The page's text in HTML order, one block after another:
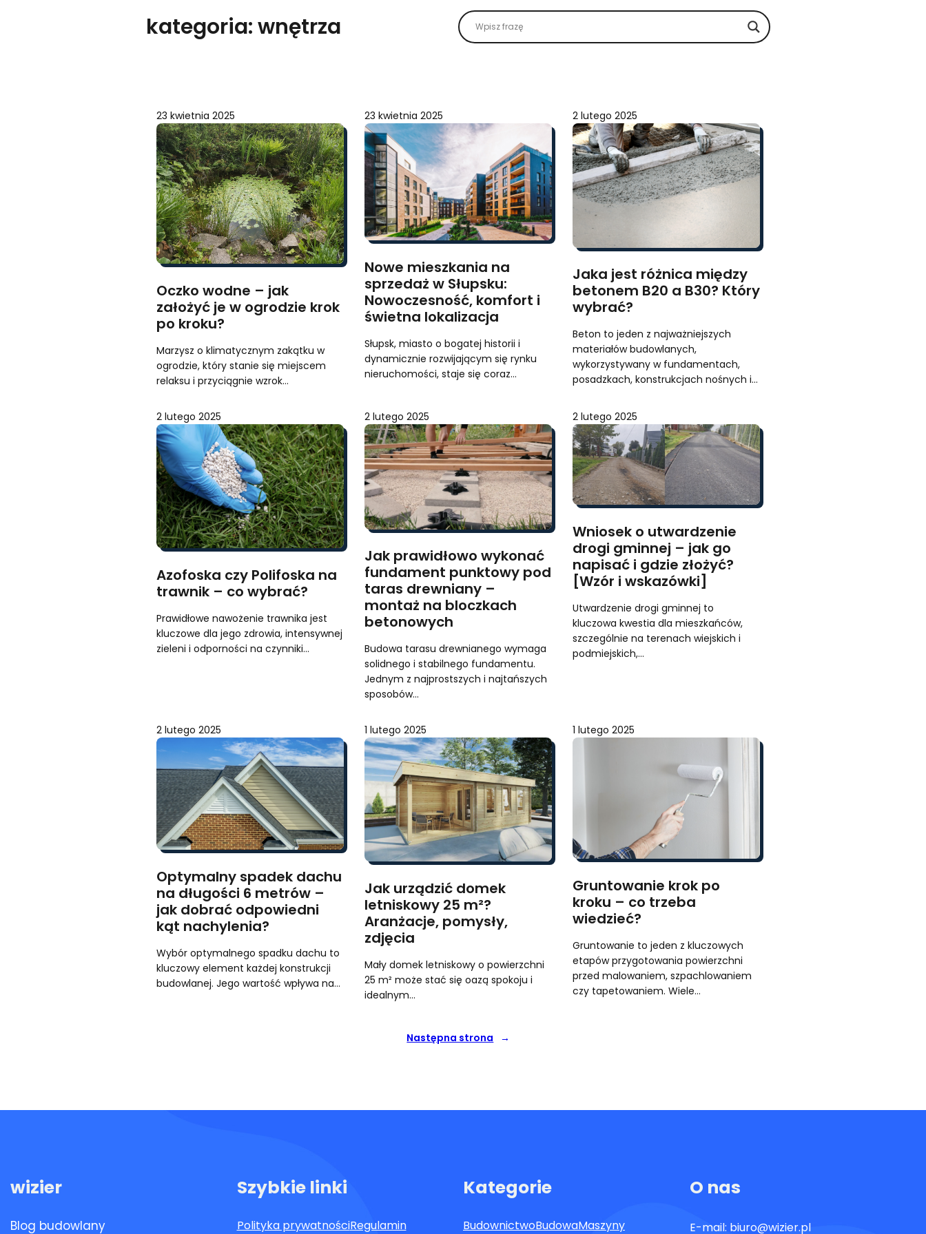
kategoria:wnętrza
23 kwietnia 2025
Oczko wodne – jak
założyć je w ogrodzie krok
po kroku?
Marzysz o klimatycznym zakątku w
ogrodzie, który stanie się miejscem
relaksu i przyciągnie wzrok…
23 kwietnia 2025
Nowe mieszkania na
sprzedaż w Słupsku:
Nowoczesność, komfort i
świetna lokalizacja
Słupsk, miasto o bogatej historii i
dynamicznie rozwijającym się rynku
nieruchomości, staje się coraz…
2 lutego 2025
Jaka jest różnica między
betonem B20 a B30? Który
wybrać?
Beton to jeden z najważniejszych
materiałów budowlanych,
wykorzystywany w fundamentach,
posadzkach, konstrukcjach nośnych i…
2 lutego 2025
Azofoska czy Polifoska na
trawnik – co wybrać?
Prawidłowe nawożenie trawnika jest
kluczowe dla jego zdrowia, intensywnej
zieleni i odporności na czynniki…
2 lutego 2025
Jak prawidłowo wykonać
fundament punktowy pod
taras drewniany –
montaż na bloczkach
betonowych
Budowa tarasu drewnianego wymaga
solidnego i stabilnego fundamentu.
Jednym z najprostszych i najtańszych
sposobów…
2 lutego 2025
Wniosek o utwardzenie
drogi gminnej – jak go
napisać i gdzie złożyć?
[Wzór i wskazówki]
Utwardzenie drogi gminnej to
kluczowa kwestia dla mieszkańców,
szczególnie na terenach wiejskich i
podmiejskich,…
2 lutego 2025
Optymalny spadek dachu
na długości 6 metrów –
jak dobrać odpowiedni
kąt nachylenia?
Wybór optymalnego spadku dachu to
kluczowy element każdej konstrukcji
budowlanej. Jego wartość wpływa na…
1 lutego 2025
Jak urządzić domek
letniskowy 25 m²?
Aranżacje, pomysły,
zdjęcia
Mały domek letniskowy o powierzchni
25 m² może stać się oazą spokoju i
idealnym…
1 lutego 2025
Gruntowanie krok po
kroku – co trzeba
wiedzieć?
Gruntowanie to jeden z kluczowych
etapów przygotowania powierzchni
przed malowaniem, szpachlowaniem
czy tapetowaniem. Wiele…
Następna strona →
wizier
Blog budowlany
Szybkie linki
Polityka prywatnościRegulamin
Kategorie
BudownictwoBudowaMaszyny
O nas
E-mail: biuro@wizier.pl